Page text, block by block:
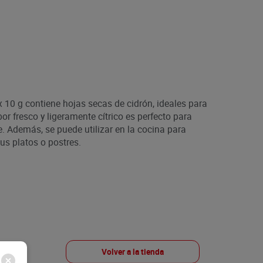
10 g contiene hojas secas de cidrón, ideales para
fresco y ligeramente cítrico es perfecto para
Además, se puede utilizar en la cocina para
platos o postres.
Volver a la tienda